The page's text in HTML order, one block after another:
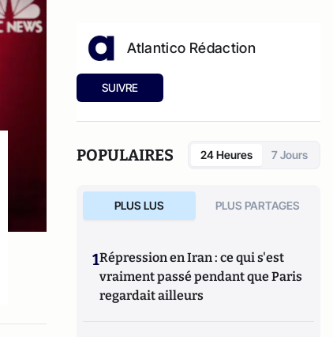
Atlantico Rédaction
SUIVRE
POPULAIRES 24 Heures 7 Jours
PLUS LUS PLUS PARTAGES
1Répression en Iran : ce qui s'est
vraiment passé pendant que Paris
regardait ailleurs